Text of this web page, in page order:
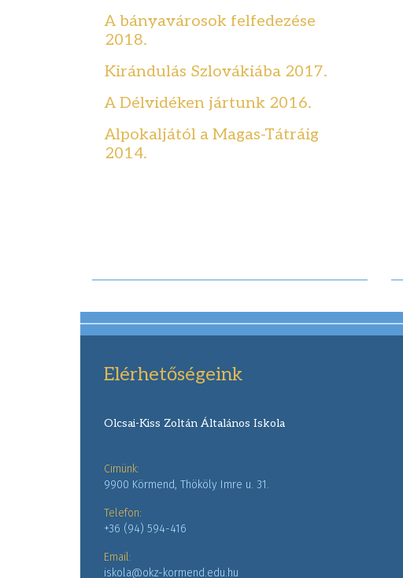
A bányavárosok felfedezése
2018.
Kirándulás Szlovákiába 2017.
A Délvidéken jártunk 2016.
Alpokaljától a Magas-Tátráig
2014.
Elérhetőségeink
Olcsai-Kiss Zoltán Általános Iskola
Cimünk:
9900 Körmend, Thököly Imre u. 31.
Telefon:
+36 (94) 594-416
Email:
iskola@okz-kormend.edu.hu